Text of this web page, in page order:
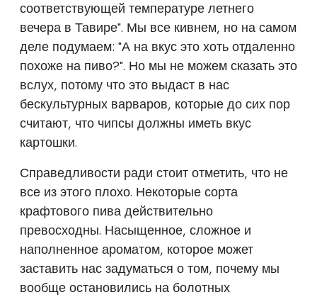
соответствующей температуре летнего
вечера в Тавире". Мы все кивнем, но на самом
деле подумаем: "А на вкус это хоть отдаленно
похоже на пиво?". Но мы не можем сказать это
вслух, потому что это выдаст в нас
бескультурных варваров, которые до сих пор
считают, что чипсы должны иметь вкус
картошки.
Справедливости ради стоит отметить, что не
все из этого плохо. Некоторые сорта
крафтового пива действительно
превосходны. Насыщенное, сложное и
наполненное ароматом, которое может
заставить нас задуматься о том, почему мы
вообще остановились на болотных